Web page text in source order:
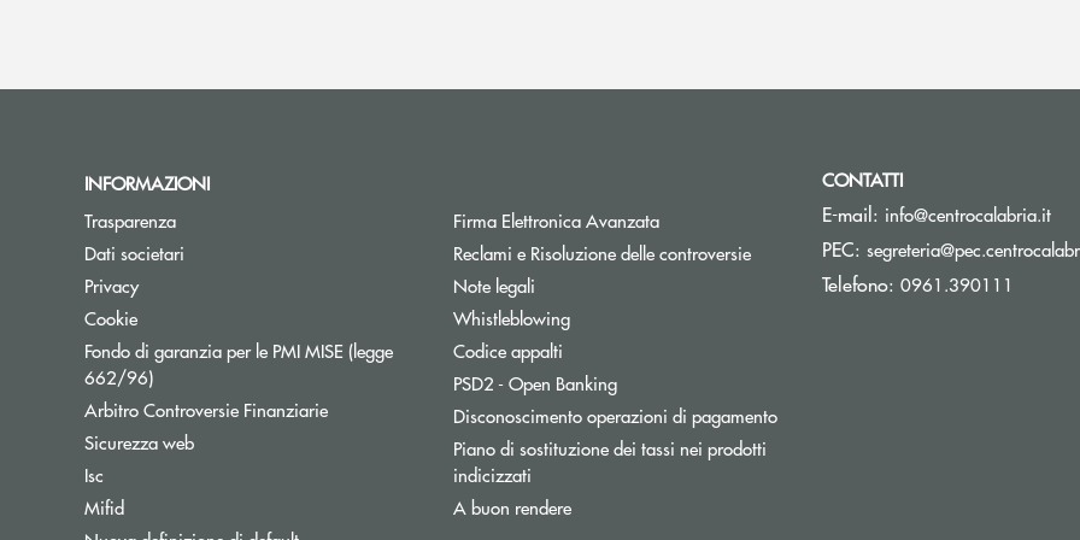
INFORMAZIONI
Trasparenza
Dati societari
Privacy
Cookie
Fondo di garanzia per le PMI MISE (legge
662/96)Apre una nuova finestra
Arbitro Controversie FinanziarieApre una nuova finestra
Sicurezza web
Isc
Mifid
Firma Elettronica Avanzata
Reclami e Risoluzione delle controversie
Note legali
Whistleblowing
Codice appalti
PSD2 - Open BankingApre una nuova finestra
Disconoscimento operazioni di pagamento
Piano di sostituzione dei tassi nei prodotti
indicizzati
A buon rendere
CONTATTI
E-mail: info@centrocalabria.it(si
PEC:
Telefono: 0961.390111